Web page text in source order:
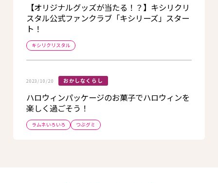
【オリジナルグッズが当たる！？】キシリクリ
スタル公式ファンクラブ「キシリーズ」スター
ト！
キシリクリスタル
2023/10/20 おかしなくらし
ハロウィンパッケージのお菓子でハロウィンを
楽しく過ごそう！
ラムネいろいろ つぶグミ